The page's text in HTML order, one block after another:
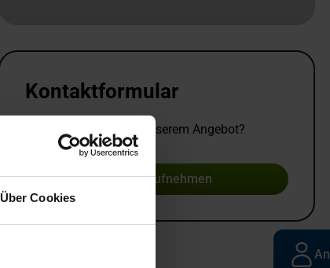
Über Cookies
Kontaktformular
Sie haben Fragen zu unserem Angebot?
Kontakt aufnehmen